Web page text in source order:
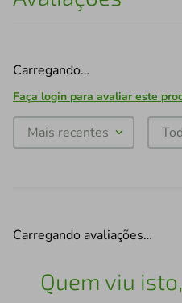
Carregando…
Faça login para avaliar este
Mais recentes
Carregando avaliações…
Quem viu